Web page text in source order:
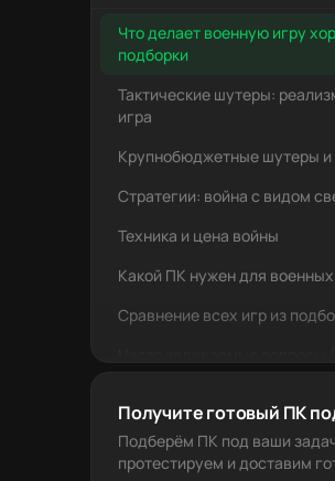
Что делает военную игру
подборки
Тактические шутеры:
игра
Крупнобюджетные шутеры и
Стратегии: война с видом
Техника и цена войны
Какой ПК нужен для
Сравнение всех игр из
Получите готовый ПК
Подберём ПК под ваши
протестируем и доставим